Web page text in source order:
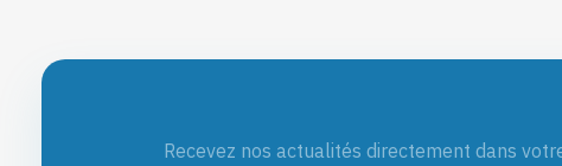
Recevez nos actualités directement dans